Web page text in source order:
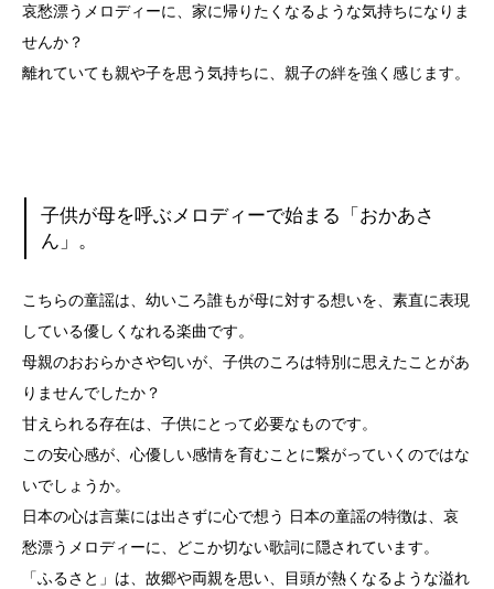
哀愁漂うメロディーに、家に帰りたくなるような気持ちになりま
せんか？
離れていても親や子を思う気持ちに、親子の絆を強く感じます。
子供が母を呼ぶメロディーで始まる「おかあさ
ん」。
こちらの童謡は、幼いころ誰もが母に対する想いを、素直に表現
している優しくなれる楽曲です。
母親のおおらかさや匂いが、子供のころは特別に思えたことがあ
りませんでしたか？
甘えられる存在は、子供にとって必要なものです。
この安心感が、心優しい感情を育むことに繋がっていくのではな
いでしょうか。
日本の心は言葉には出さずに心で想う 日本の童謡の特徴は、哀
愁漂うメロディーに、どこか切ない歌詞に隠されています。
「ふるさと」は、故郷や両親を思い、目頭が熱くなるような溢れ